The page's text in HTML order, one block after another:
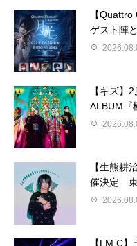
【
ゲスト陣と
【キズ】
ALBUM『
【生熊耕
催決定 東
【LM.C